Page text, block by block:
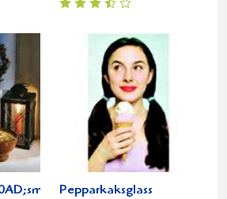
Pepparkaksglass